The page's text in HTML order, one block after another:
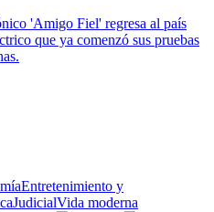
'Amigo Fiel' regresa al país
que ya comenzó sus pruebas
Entretenimiento y
JudicialVida moderna